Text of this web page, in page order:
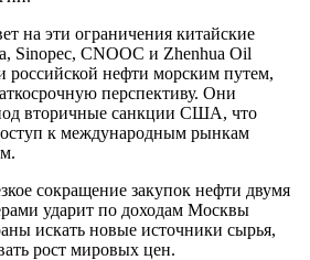
на эти ограничения китайские
Sinopec, CNOOC и Zhenhua Oil
российской нефти морским путем,
перспективу. Они
вторичные санкции США, что
к международным рынкам
сокращение закупок нефти двумя
ударит по доходам Москвы
искать новые источники сырья,
рост мировых цен.